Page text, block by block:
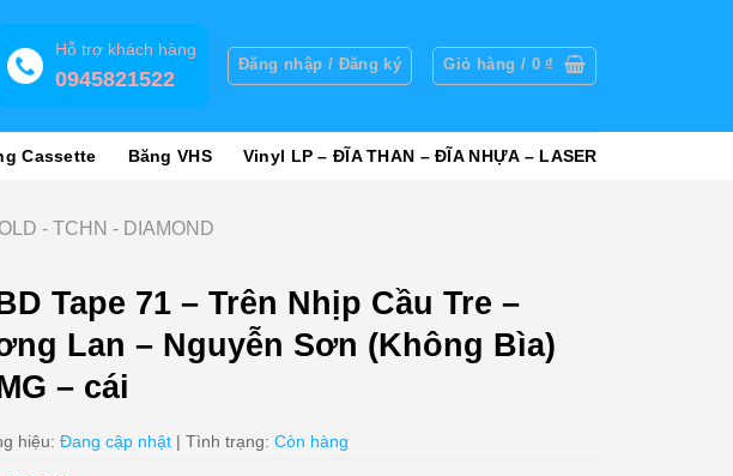
Hỗ trợ khách hàng
0945821522
Đăng nhập / Đăng ký Giỏ hàng / 0₫
Cassette Băng VHS Vinyl LP – ĐĨA THAN – ĐĨA NHỰA – LASER
- TCHN - DIAMOND
Tape 71 – Trên Nhịp Cầu Tre –
Lan – Nguyễn Sơn (Không Bìa)
– cái
hiệu: Đang cập nhật | Tình trạng: Còn hàng